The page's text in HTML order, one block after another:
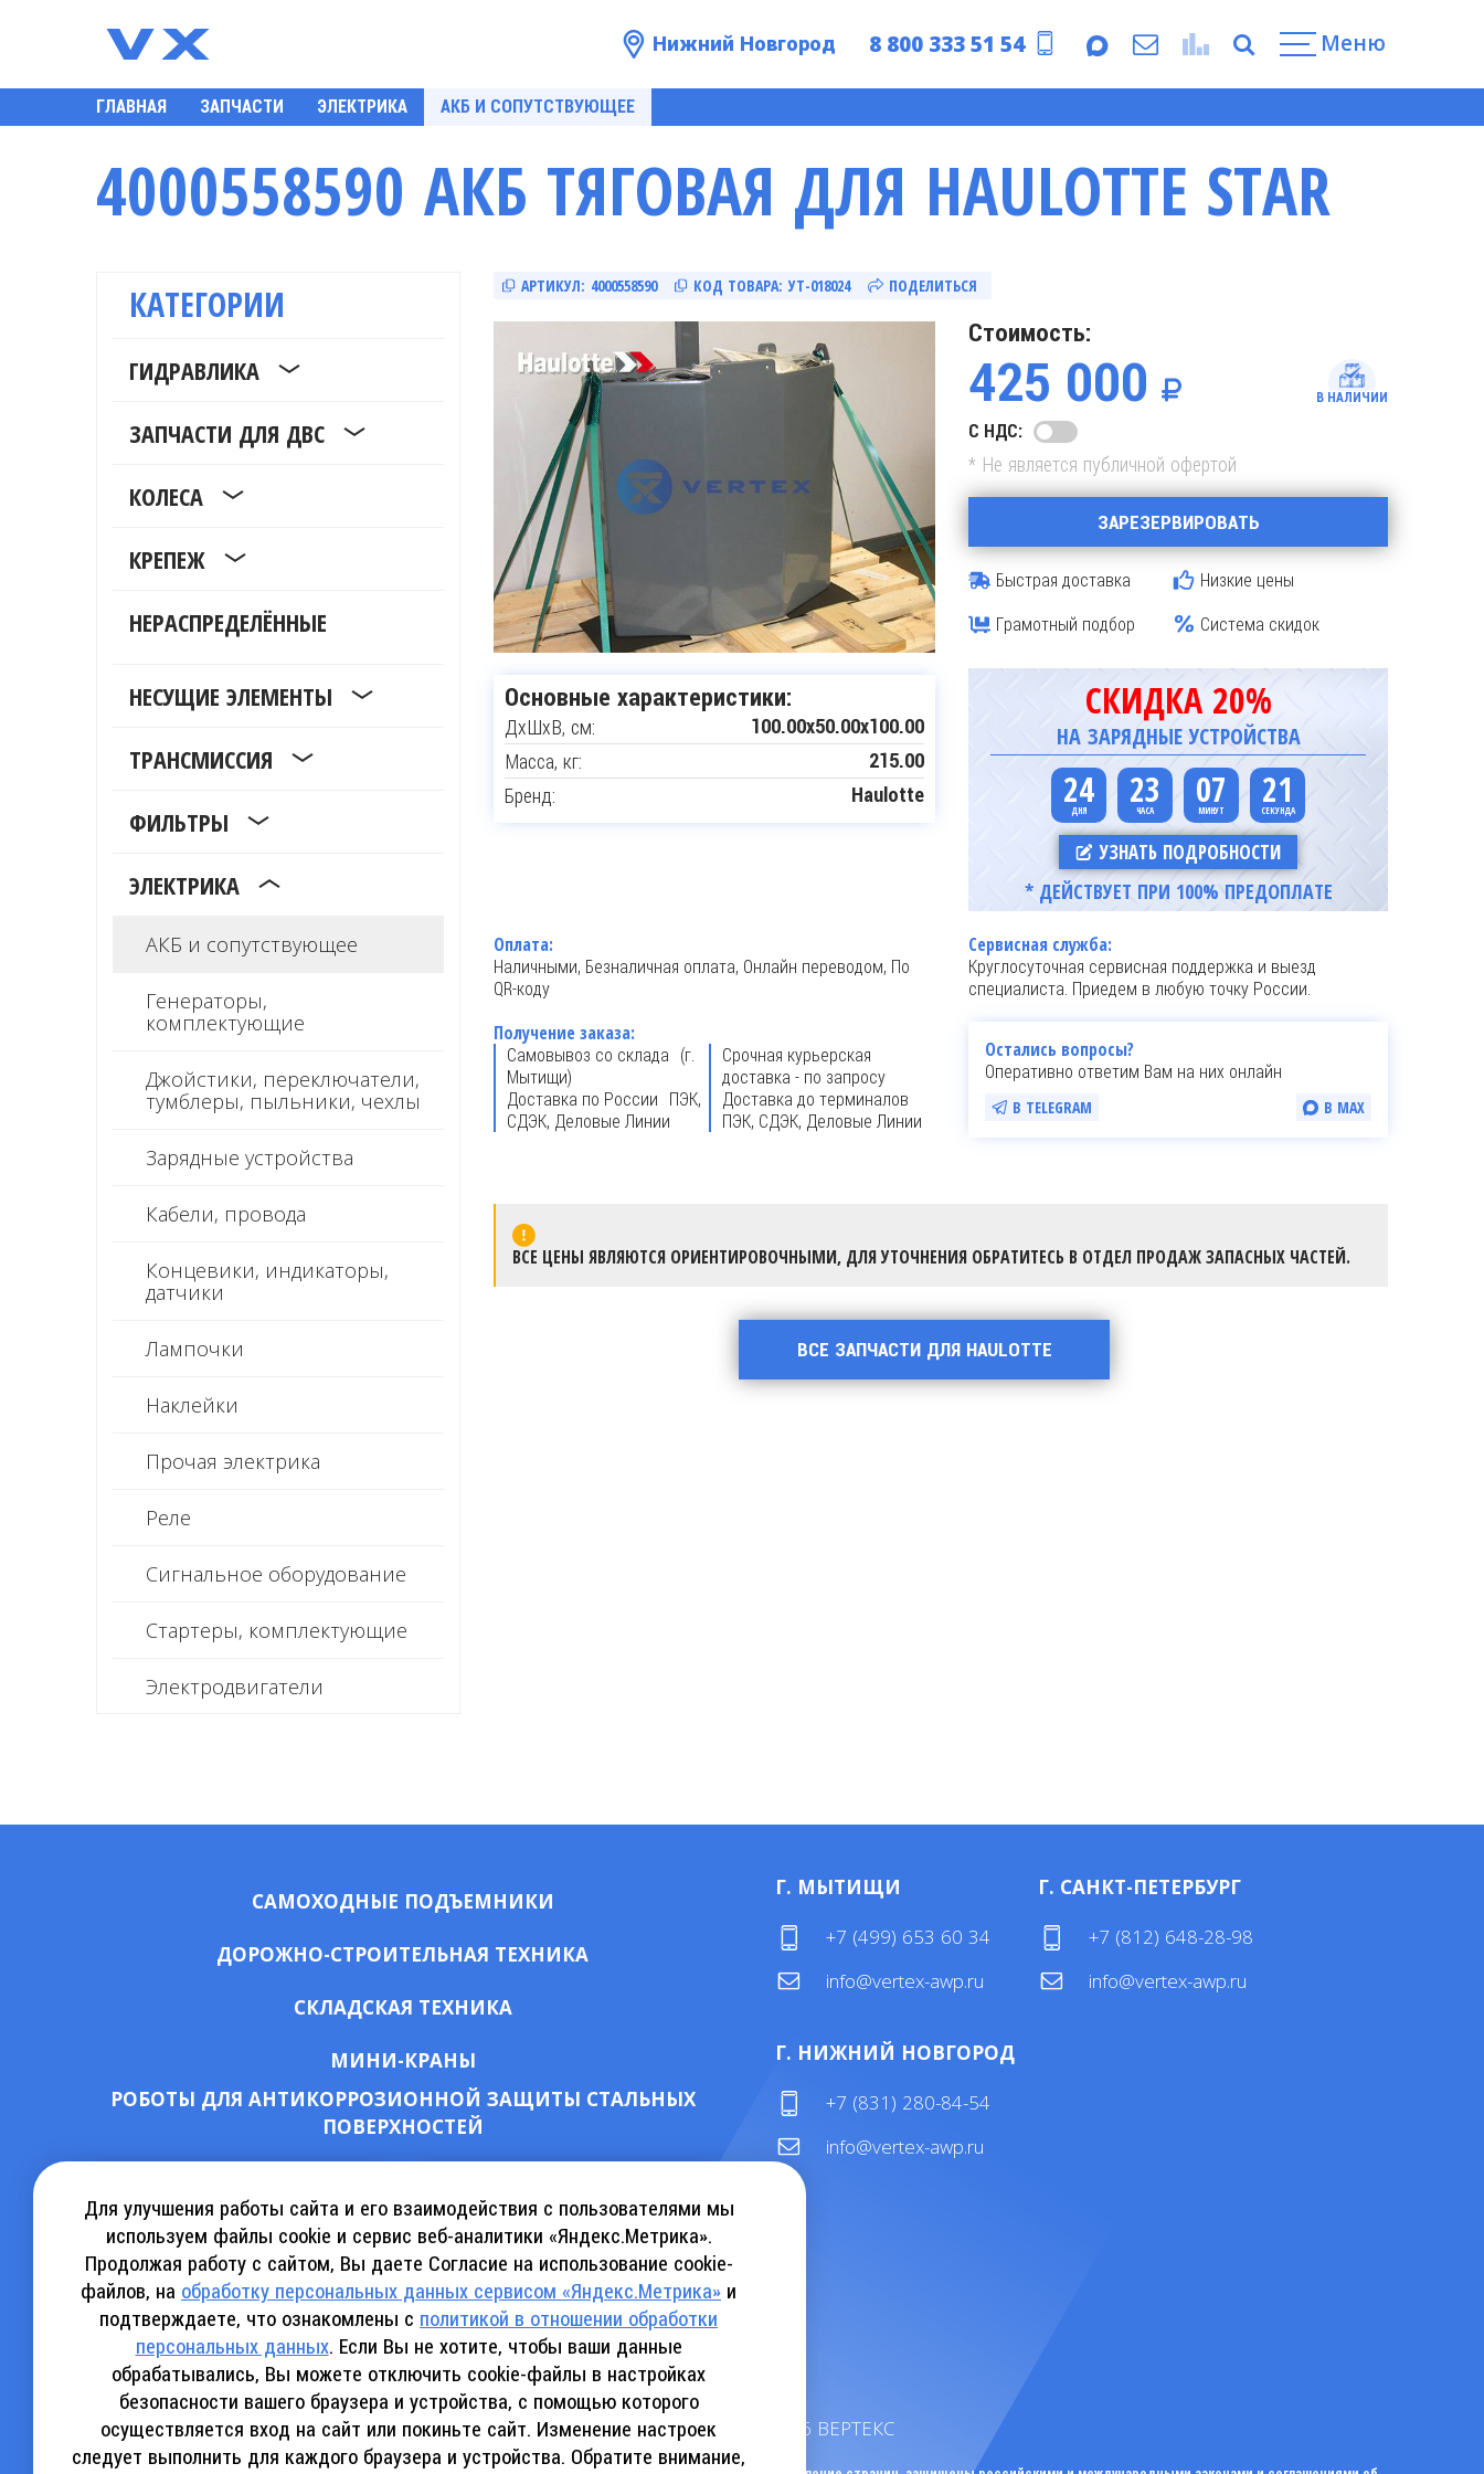
Нижний Новгород 8 800 333 51 54 Меню
ГЛАВНАЯ ЗАПЧАСТИ ЭЛЕКТРИКА АКБ И СОПУТСТВУЮЩЕЕ
4000558590 АКБ ТЯГОВАЯ ДЛЯ HAULOTTE STAR
КАТЕГОРИИ
ГИДРАВЛИКА
ЗАПЧАСТИ ДЛЯ ДВС
КОЛЕСА
КРЕПЕЖ
НЕРАСПРЕДЕЛЁННЫЕ
НЕСУЩИЕ ЭЛЕМЕНТЫ
ТРАНСМИССИЯ
ФИЛЬТРЫ
ЭЛЕКТРИКА
АКБ и сопутствующее
Генераторы,
комплектующие
Джойстики, переключатели,
тумблеры, пыльники, чехлы
Зарядные устройства
Кабели, провода
Концевики, индикаторы,
датчики
Лампочки
Наклейки
Прочая электрика
Реле
Сигнальное оборудование
Стартеры, комплектующие
Электродвигатели
АРТИКУЛ: 4000558590 КОД ТОВАРА: УТ-018024 ПОДЕЛИТЬСЯ
Основные характеристики:
ДxШxВ, см: 100.00x50.00x100.00
Масса, кг: 215.00
Бренд: Haulotte
Стоимость:
425 000 В НАЛИЧИИ
С НДС:
* Не является публичной офертой
ЗАРЕЗЕРВИРОВАТЬ
Быстрая доставка
Низкие цены
Грамотный подбор
Система скидок
СКИДКА 20%
НА ЗАРЯДНЫЕ УСТРОЙСТВА
24 23 07 21
УЗНАТЬ ПОДРОБНОСТИ
* ДЕЙСТВУЕТ ПРИ 100% ПРЕДОПЛАТЕ
Оплата:
Наличными, Безналичная оплата, Онлайн переводом, По
QR-коду
Получение заказа:
Самовывоз со склада (г.
Мытищи)
Срочная курьерская
доставка - по запросу
Доставка по России ПЭК,
СДЭК, Деловые Линии
Доставка до терминалов
ПЭК, СДЭК, Деловые Линии
Сервисная служба:
Круглосуточная сервисная поддержка и выезд
специалиста. Приедем в любую точку России.
Остались вопросы?
Оперативно ответим Вам на них онлайн
В TELEGRAM В MAX
ВСЕ ЦЕНЫ ЯВЛЯЮТСЯ ОРИЕНТИРОВОЧНЫМИ, ДЛЯ УТОЧНЕНИЯ ОБРАТИТЕСЬ В ОТДЕЛ ПРОДАЖ ЗАПАСНЫХ ЧАСТЕЙ.
ВСЕ ЗАПЧАСТИ ДЛЯ HAULOTTE
САМОХОДНЫЕ ПОДЪЕМНИКИ
ДОРОЖНО-СТРОИТЕЛЬНАЯ ТЕХНИКА
СКЛАДСКАЯ ТЕХНИКА
МИНИ-КРАНЫ
РОБОТЫ ДЛЯ АНТИКОРРОЗИОННОЙ ЗАЩИТЫ СТАЛЬНЫХ
ПОВЕРХНОСТЕЙ
СКАЧАТЬ КАТАЛОГ АРЕНДЫ КАТАЛОГ KEBU CRANE
СКАЧАТЬ КАТАЛОГ SINOBOOM СКАЧАТЬ КАТАЛОГ INSLIFT
Г. МЫТИЩИ
+7 (499) 653 60 34
info@vertex-awp.ru
Г. НИЖНИЙ НОВГОРОД
+7 (831) 280-84-54
info@vertex-awp.ru
Г. САНКТ-ПЕТЕРБУРГ
+7 (812) 648-28-98
info@vertex-awp.ru
Политика конфиденциальности 2026 ВЕРТЕКС
Для улучшения работы сайта и его взаимодействия с пользователями мы
используем файлы cookie и сервис веб-аналитики «Яндекс.Метрика».
Продолжая работу с сайтом, Вы даете Согласие на использование cookie-
файлов, на обработку персональных данных сервисом «Яндекс.Метрика» и
подтверждаете, что ознакомлены с политикой в отношении обработки
персональных данных. Если Вы не хотите, чтобы ваши данные
обрабатывались, Вы можете отключить cookie-файлы в настройках
безопасности вашего браузера и устройства, с помощью которого
осуществляется вход на сайт или покиньте сайт. Изменение настроек
следует выполнить для каждого браузера и устройства. Обратите внимание,